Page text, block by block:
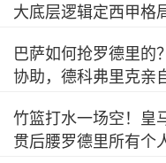
大底层逻辑定西甲格
巴萨如何抢罗德里的
协助，德科弗里克亲
竹篮打水一场空！皇
贯后腰罗德里所有个